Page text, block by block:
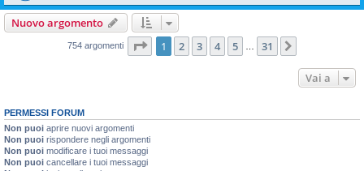
Nuovo argomento
754 argomenti Pagina di 31
1 2 3 4 5 31
Vai a
PERMESSI FORUM
Non puoi aprire nuovi argomenti
Non puoi rispondere negli argomenti
Non puoi modificare i tuoi messaggi
Non puoi cancellare i tuoi messaggi